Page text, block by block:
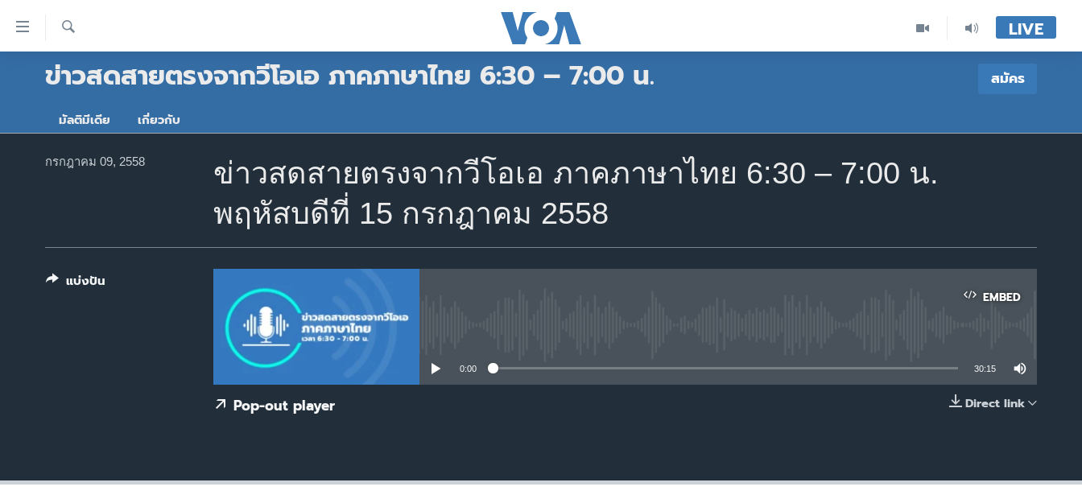
เนื้อหา
หน้าหลัก
เอเชีย
สหรัฐฯ
วิทยาศาสตร์
สังคมและสุขภาพ
LIVE
ข่าวสดสายตรงจากวีโอเอ ภาคภาษาไทย 6:30 – 7:00 น. สมัคร
มัลติมีเดีย เกี่ยวกับ
ข่าวสดสายตรงจากวีโอเอ ภาคภาษาไทย 6:30 – 7:00 น.
พฤหัสบดีที่ 15 กรกฎาคม 2558
กรกฎาคม 09, 2558
EMBED
EMBED
0:00 30:15
Direct link
Pop-out player
แบ่งปัน